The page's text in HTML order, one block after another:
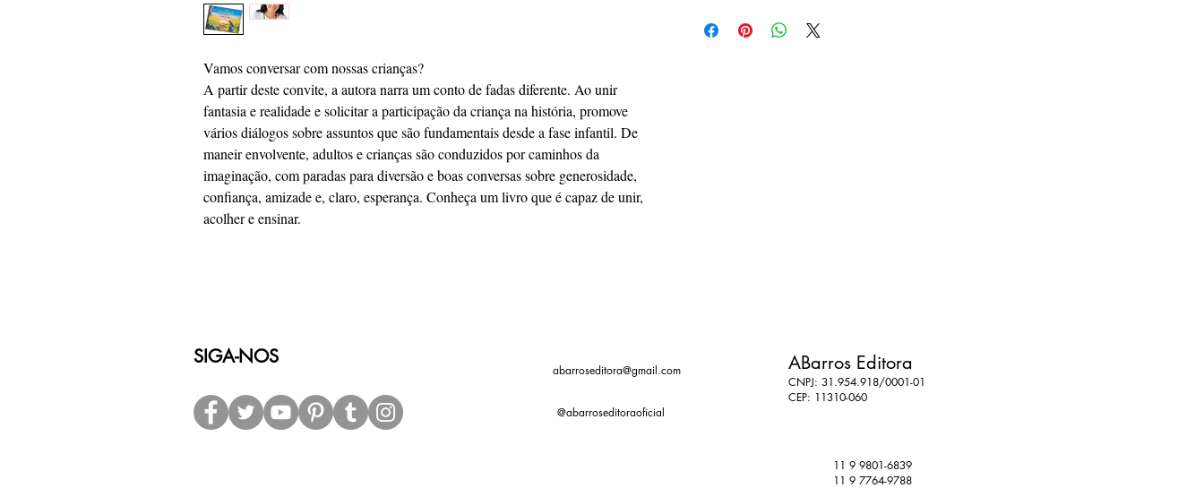
Vamos conversar com nossas crianças?
A partir deste convite, a autora narra um conto de fadas diferente. Ao unir
fantasia e realidade e solicitar a participação da criança na história, promove
vários diálogos sobre assuntos que são fundamentais desde a fase infantil. De
maneir envolvente, adultos e crianças são conduzidos por caminhos da
imaginação, com paradas para diversão e boas conversas sobre generosidade,
confiança, amizade e, claro, esperança. Conheça um livro que é capaz de unir,
acolher e ensinar.
Formato: 21cm x 29,5cm
Nº de páginas: 52
Autor: Lu Nagao
SIGA-NOS
abarroseditora@gmail.com
@abarroseditoraoficial
ABarros Editora
CNPJ: 31.954.918/0001-01
CEP: 11310-060
11 9 9801-6839
11 9 7764-9788